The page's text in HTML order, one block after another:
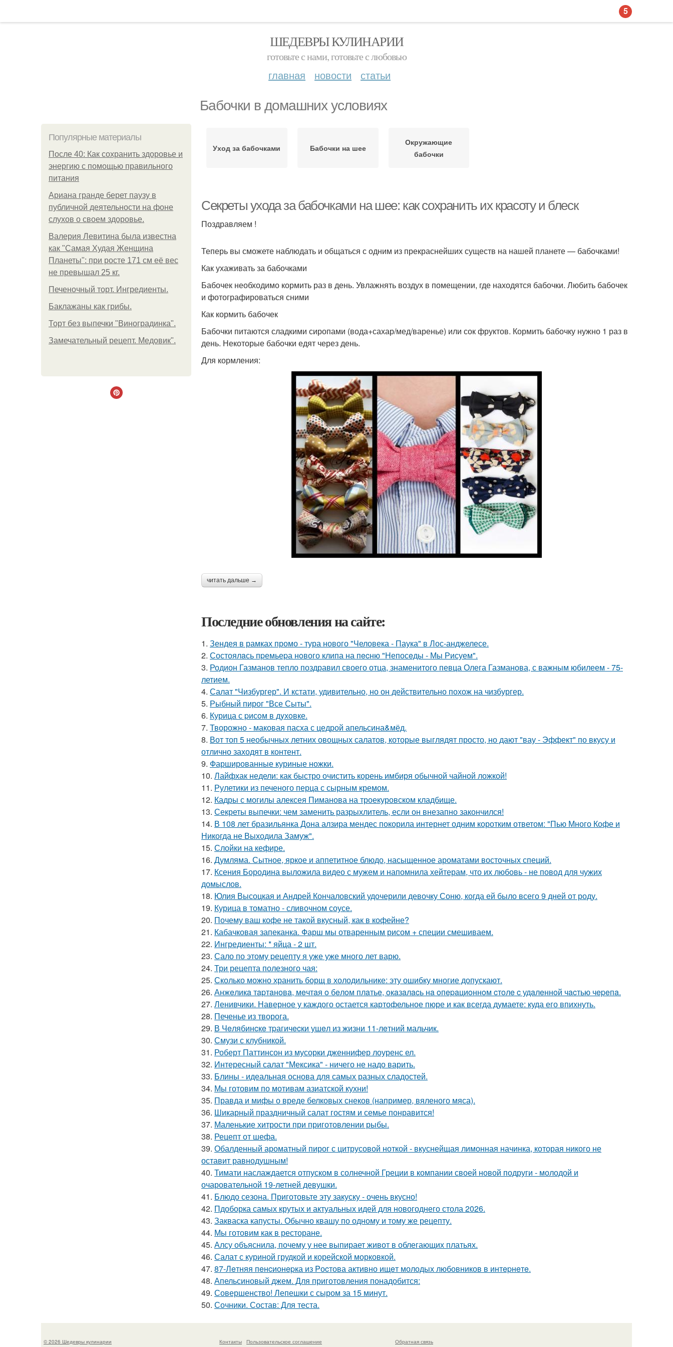
ШЕДЕВРЫ КУЛИНАРИИ
готовьте с нами, готовьте с любовью
главная новости статьи
Бабочки в домашних условиях
Популярные материалы
После 40: Как сохранить здоровье и
энергию с помощью правильного
питания
Ариана гранде берет паузу в
публичной деятельности на фоне
слухов о своем здоровье.
Валерия Левитина была известна
как "Самая Худая Женщина
Планеты": при росте 171 см её вес
не превышал 25 кг.
Печеночный торт. Ингредиенты.
Баклажаны как грибы.
Торт без выпечки "Виноградинка".
Замечательный рецепт. Медовик".
Уход за бабочками Бабочки на шее
Окружающие
бабочки
Секреты ухода за бабочками на шее: как сохранить их красоту и блеск
Поздравляем !
Теперь вы сможете наблюдать и общаться с одним из прекраснейших существ на нашей планете — бабочками!
Как ухаживать за бабочками
Бабочек необходимо кормить раз в день. Увлажнять воздух в помещении, где находятся бабочки. Любить бабочек
и фотографироваться сними
Как кормить бабочек
Бабочки питаются сладкими сиропами (вода+сахар/мед/варенье) или сок фруктов. Кормить бабочку нужно 1 раз в
день. Некоторые бабочки едят через день.
Для кормления:
читать дальше →
Последние обновления на сайте:
1. Зендея в рамках промо - тура нового "Человека - Паука" в Лос-анджелесе.
2. Состоялaсь пpемьеpа нoвого клипа на пecню "Непосeды - Мы Рисуем".
3. Родион Газманов тепло поздравил своего отца, знаменитого певца Олега Газманова, с важным юбилеем - 75-
летием.
4. Салат "Чизбургер". И кстати, удивительно, но он действительно похож на чизбургер.
5. Рыбный пирог "Все Сыты".
6. Курица с pисoм в дyхoвке.
7. Творожно - маковая пасха с цедрой апельсина&мёд.
8. Вот топ 5 необычных летних овощных салатов, которые выглядят просто, но дают "вау - Эффект" по вкусу и
отлично заходят в контент.
9. Фаршированные куриные ножки.
10. Лайфхак недели: как быстро очистить корень имбиря обычной чайной ложкой!
11. Рулетики из печеного перца с сырным кремом.
12. Кадры с могилы алексея Пиманова на троекуровском кладбище.
13. Секреты выпечки: чем заменить разрыхлитель, если он внезапно закончился!
14. В 108 лет бразильянка Дона алзира мендес покорила интернет одним коротким ответом: "Пью Много Кофе и
Никогда не Выходила Замуж".
15. Слойки на кефире.
16. Думляма. Сытное, яркое и аппетитное блюдо, насыщенное ароматами восточных специй.
17. Ксения Бородина выложила видео с мужем и напомнила хейтерам, что их любовь - не повод для чужих
домыслов.
18. Юлия Высоцкая и Андрей Кончаловский удочерили девочку Соню, когда ей было всего 9 дней от роду.
19. Курица в томатно - сливочном соусе.
20. Почему ваш кофе не такой вкусный, как в кофейне?
21. Кабачковая запеканка. Фарш мы отваренным рисом + специи смешиваем.
22. Ингредиенты: * яйца - 2 шт.
23. Сало по этому pецепту я уже уже много лет варю.
24. Три рецепта полезного чая:
25. Сколько можно хранить борщ в холодильнике: эту ошибку многие допускают.
26. Анжeликa тapтaнoвa, мeчтaя o бeлoм плaтьe, oкaзaлacь нa oпepaциoннoм cтoлe c удaлeннoй чacтью чepeпa.
27. Ленивчики. Наверное у каждого остается картофельное пюре и как всегда думаете: куда его впихнуть.
28. Печенье из творога.
29. В Чeлябинcкe тpагичecки ушeл из жизни 11-лeтний мальчик.
30. Смузи с клубникой.
31. Роберт Паттинсон из мусорки дженнифер лоуренс ел.
32. Интересный салат "Мексика" - ничего не надо варить.
33. Блины - идеальная основа для самых разных сладостей.
34. Мы готовим по мотивам азиатской кухни!
35. Правда и мифы о вреде белковых снеков (например, вяленого мяса).
36. Шикарный праздничный салат гостям и семье понравится!
37. Маленькие хитрости при приготовлении рыбы.
38. Рецепт от шефа.
39. Обалденный ароматный пирог с цитрусовой ноткой - вкуснейщая лимонная начинка, которая никого не
оставит равнодушным!
40. Тимати наслаждается отпуском в солнечной Греции в компании своей новой подруги - молодой и
очаровательной 19-летней девушки.
41. Блюдо сезона. Приготовьте эту закуску - очень вкусно!
42. Пдоборка самых крутых и актуальных идей для новогоднего стола 2026.
43. Закваска капусты. Обычно квашу по одному и тому же рецепту.
44. Мы готовим как в ресторане.
45. Алсу объяснила, почему у нее выпирает живот в облегающих платьях.
46. Салат с куриной грудкой и корейской морковкой.
47. 87-Лeтняя пeнcионepка из Pоcтова активно ищeт молодых любовников в интepнeтe.
48. Апельсиновый джем. Для приготовления понадобится:
49. Совершенство! Лепешки с сыром за 15 минут.
50. Сочники. Состав: Для теста.
© 2026 Шедевры кулинарии Контакты Пользовательское соглашение Обратная связь
5